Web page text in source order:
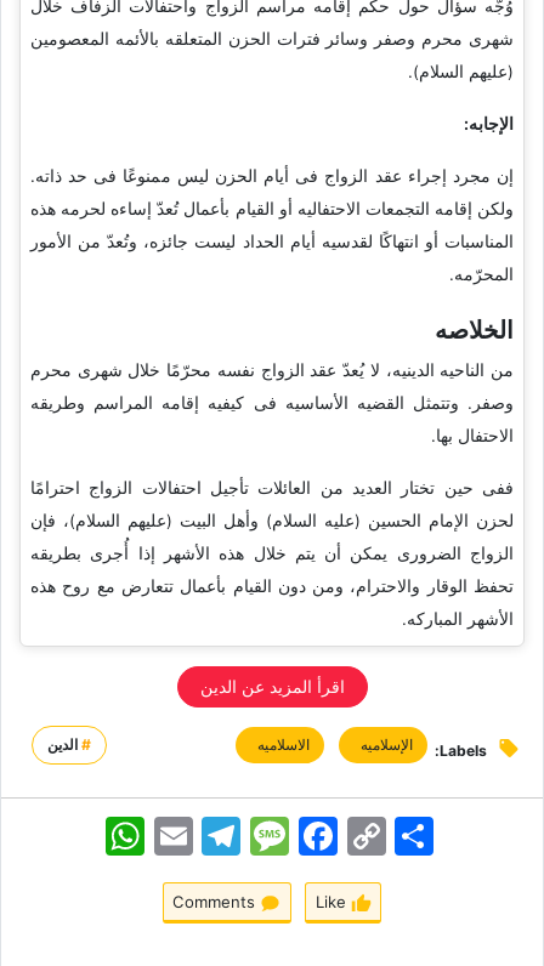
وُجّه سؤال حول حکم إقامه مراسم الزواج واحتفالات الزفاف خلال
شهری محرم وصفر وسائر فترات الحزن المتعلقه بالأئمه المعصومین
(علیهم السلام).
الإجابه:
إن مجرد إجراء عقد الزواج فی أیام الحزن لیس ممنوعًا فی حد ذاته.
ولکن إقامه التجمعات الاحتفالیه أو القیام بأعمال تُعدّ إساءه لحرمه هذه
المناسبات أو انتهاکًا لقدسیه أیام الحداد لیست جائزه، وتُعدّ من الأمور
المحرّمه.
الخلاصه
من الناحیه الدینیه، لا یُعدّ عقد الزواج نفسه محرّمًا خلال شهری محرم
وصفر. وتتمثل القضیه الأساسیه فی کیفیه إقامه المراسم وطریقه
الاحتفال بها.
ففی حین تختار العدید من العائلات تأجیل احتفالات الزواج احترامًا
لحزن الإمام الحسین (علیه السلام) وأهل البیت (علیهم السلام)، فإن
الزواج الضروری یمکن أن یتم خلال هذه الأشهر إذا أُجری بطریقه
تحفظ الوقار والاحترام، ومن دون القیام بأعمال تتعارض مع روح هذه
الأشهر المبارکه.
اقرأ المزید عن الدین
Labels: الإسلامیه الاسلامیه #الدين
WhatsApp EmailTelegramMessageFacebook Copy
Link
اشتراک
Like
Comments